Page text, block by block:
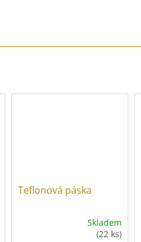
Teflonová páska
Skladem
(22 ks)